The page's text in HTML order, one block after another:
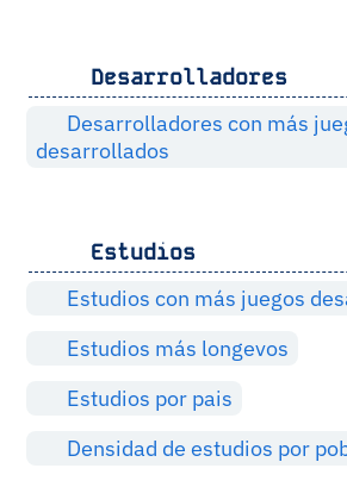
Desarrolladores
Desarrolladores con más
desarrollados
Estudios
Estudios con más juegos
Estudios más longevos
Estudios por pais
Densidad de estudios por